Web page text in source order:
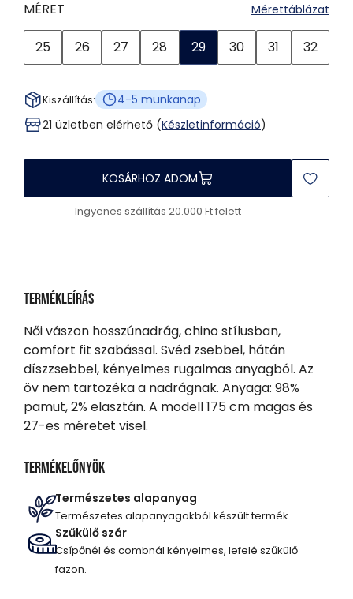
MÉRET Mérettáblázat
25 26 27 28 29 30 31 32
Kiszállítás:
4-5 munkanap
21 üzletben elérhető (Készletinformáció)
KOSÁRHOZ ADOM
Ingyenes szállítás 20.000 Ft felett
Termékleírás
Női vászon hosszúnadrág, chino stílusban,
comfort fit szabással. Svéd zsebbel, hátán
díszzsebbel, kényelmes rugalmas anyagból. Az
öv nem tartozéka a nadrágnak. Anyaga: 98%
pamut, 2% elasztán. A modell 175 cm magas és
27-es méretet visel.
Termékelőnyök
Természetes alapanyag
Természetes alapanyagokból készült termék.
Szűkülő szár
Csípőnél és combnál kényelmes, lefelé szűkülő
fazon.